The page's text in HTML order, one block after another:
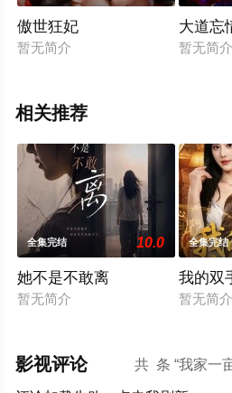
傲世狂妃
暂无简介
大道忘
暂无简介
相关推荐
全集完结 10.0
她不是不敢离
暂无简介
全集完结
我的双
暂无简介
共 条 “我家一
影视评论